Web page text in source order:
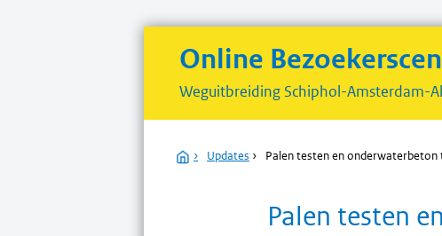
Online
Weguitbreiding Schiphol-Amsterdam-
Home
› Updates › Palen testen en onderwaterbeton
Palen testen